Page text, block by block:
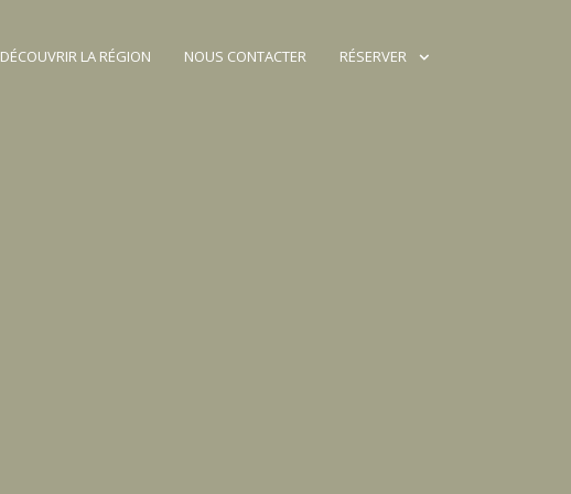
DÉCOUVRIR LA RÉGION NOUS CONTACTER RÉSERVER